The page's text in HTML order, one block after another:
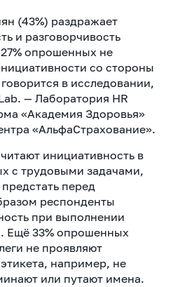
(43%) раздражает
и разговорчивость
опрошенных не
со стороны
в исследовании,
— Лаборатория HR
«Академия Здоровья»
«АльфаСтрахование».
инициативность в
с трудовыми задачами,
перед
респонденты
при выполнении
Ещё 33% опрошенных
не проявляют
например, не
или путают имена.